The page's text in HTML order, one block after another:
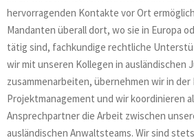
hervorragenden Kontakte vor Ort
Mandanten überall dort, wo sie in Europa
tätig sind, fachkundige rechtliche
wir mit unseren Kollegen in ausländischen
zusammenarbeiten, übernehmen wir in der
Projektmanagement und wir koordinieren
Ansprechpartner die Arbeit zwischen
ausländischen Anwaltsteams. Wir sind